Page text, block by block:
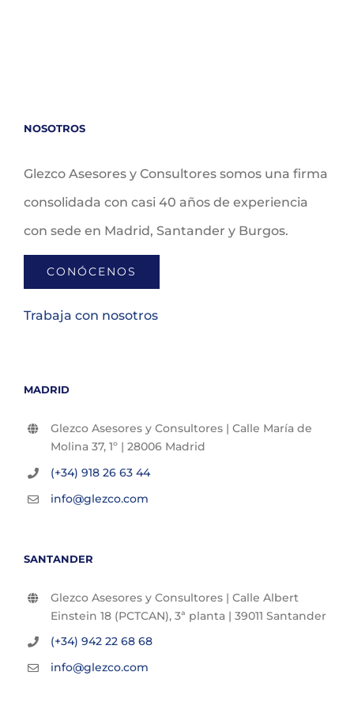
NOSOTROS
Glezco Asesores y Consultores somos una firma
consolidada con casi 40 años de experiencia
con sede en Madrid, Santander y Burgos.
CONÓCENOS
Trabaja con nosotros
MADRID
Glezco Asesores y Consultores | Calle María de
Molina 37, 1º | 28006 Madrid
(+34) 918 26 63 44
info@glezco.com
SANTANDER
Glezco Asesores y Consultores | Calle Albert
Einstein 18 (PCTCAN), 3ª planta | 39011 Santander
(+34) 942 22 68 68
info@glezco.com